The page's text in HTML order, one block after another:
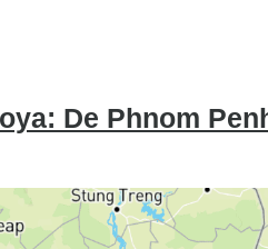
De Phnom